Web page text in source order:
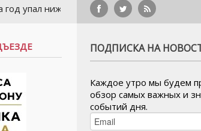
ниже 50 тыс. рублей
ПОДПИСКА НА
Каждое утро мы будем
обзор самых важных и
событий дня.